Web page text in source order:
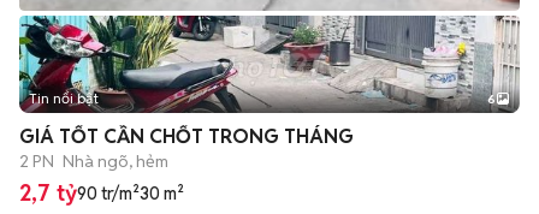
+2
Tin nổi bật 6
GIÁ TỐT CẦN CHỐT TRONG THÁNG
2 PN Nhà ngõ, hẻm
2,7 tỷ90 tr/m²30 m²